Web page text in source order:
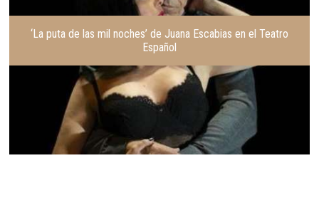
‘La puta de las mil noches’ de Juana Escabias en el Teatro
Español